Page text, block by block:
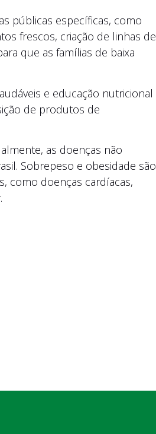
públicas específicas, como
frescos, criação de linhas de
que as famílias de baixa
e educação nutricional
de produtos de
as doenças não
Sobrepeso e obesidade são
como doenças cardíacas,